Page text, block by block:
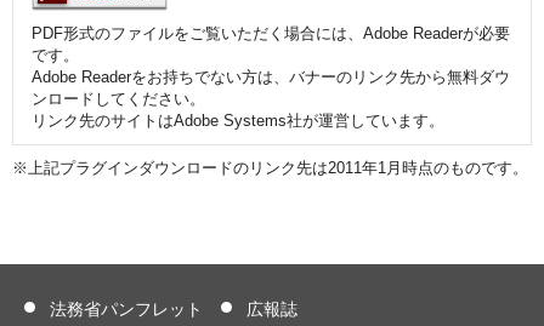
PDF形式のファイルをご覧いただく場合には、Adobe Readerが必要
です。
Adobe Readerをお持ちでない方は、バナーのリンク先から無料ダウ
ンロードしてください。
リンク先のサイトはAdobe Systems社が運営しています。
※上記プラグインダウンロードのリンク先は2011年1月時点のものです。
法務省パンフレット 広報誌